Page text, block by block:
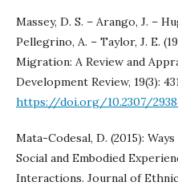
Massey, D. S. – Arango, J. –
Pellegrino, A. – Taylor, J. E.
Migration: A Review and
Development Review, 19(3):
https://doi.org/10.2307/
Mata-Codesal, D. (2015):
Social and Embodied
Interactions. Journal of